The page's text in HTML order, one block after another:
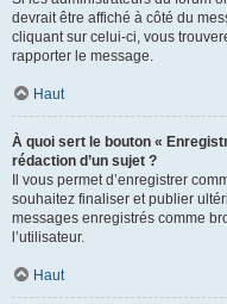
devrait être affiché à côté du
cliquant sur celui-ci, vous
rapporter le message.
Haut
À quoi sert le bouton «
rédaction d’un sujet ?
Il vous permet d’enregistrer
souhaitez finaliser et publier
messages enregistrés comme
l’utilisateur.
Haut